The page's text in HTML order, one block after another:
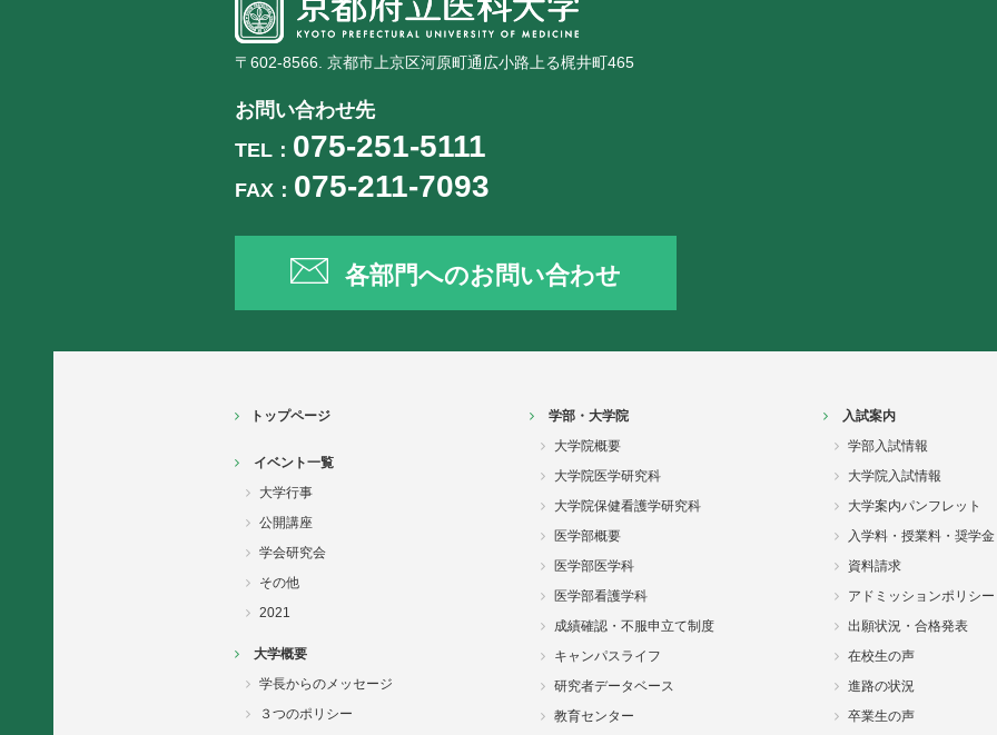
〒602-8566. 京都市上京区河原町通広小路上る梶井町465
お問い合わせ先
TEL： 075-251-5111
FAX： 075-211-7093
各部門へのお問い合わせ
トップページ
イベント一覧
大学行事
公開講座
学会研究会
その他
2021
大学概要
学長からのメッセージ
３つのポリシー
学部・大学院
大学院概要
大学院医学研究科
大学院保健看護学研究科
医学部概要
医学部医学科
医学部看護学科
成績確認・不服申立て制度
キャンパスライフ
研究者データベース
教育センター
入試案内
学部入試情報
大学院入試情報
大学案内パンフレット
入学料・授業料・奨学金
資料請求
アドミッションポリシー
出願状況・合格発表
在校生の声
進路の状況
卒業生の声